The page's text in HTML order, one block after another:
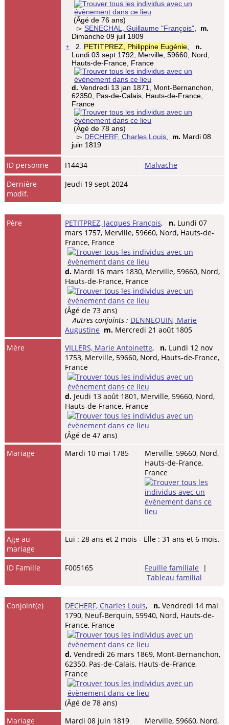
(Âgé de 76 ans)
▻ SENECHAL, Guillaume "François"
m.
Dimanche 09 juil 1809
+ 2. PETITPREZ, Philippine Eugénie
n.
Lundi 03 sept 1792, Merville, 59660, Nord,
Hauts-de-France, France
d. Vendredi 13 jan 1871, Mont-Bernanchon,
62350, Pas-de-Calais, Hauts-de-France,
France
(Âgé de 78 ans)
▻ DECHERF, Charles Louis m. Mardi 08
juin 1819
ID personne I14434
Malvache
Dernière
modif.
Jeudi 19 sept 2024
Père PETITPREZ, Jacques François, n. Lundi 07
mars 1757, Merville, 59660, Nord, Hauts-de-
France, France
d. Mardi 16 mars 1830, Merville, 59660, Nord,
Hauts-de-France, France
(Âgé de 73 ans)
Autres conjoints : DENNEQUIN, Marie
Augustine m. Mercredi 21 août 1805
Mère
VILLERS, Marie Antoinette, n. Lundi 12 nov
1753, Merville, 59660, Nord, Hauts-de-France,
France
d. Jeudi 13 août 1801, Merville, 59660, Nord,
Hauts-de-France, France
(Âgé de 47 ans)
Mariage
Mardi 10 mai 1785
Merville, 59660, Nord,
Hauts-de-France,
France
Age au
mariage
Lui : 28 ans et 2 mois - Elle : 31 ans et 6 mois.
ID Famille F005165 Feuille familiale |
Tableau familial
Conjoint(e) DECHERF, Charles Louis, n. Vendredi 14 mai
1790, Neuf-Berquin, 59940, Nord, Hauts-de-
France, France
d. Vendredi 26 mars 1869, Mont-Bernanchon,
62350, Pas-de-Calais, Hauts-de-France,
France
(Âgé de 78 ans)
Mariage
Mardi 08 juin 1819 Merville, 59660, Nord,